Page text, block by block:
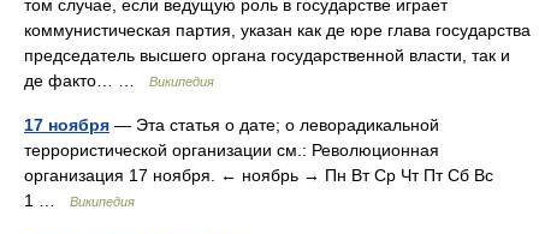
том случае, если ведущую роль в государстве играет
коммунистическая партия, указан как де юре глава государства
председатель высшего органа государственной власти, так и
де факто… …
Википедия
17 ноября — Эта статья о дате; о леворадикальной
террористической организации см.: Революционная
организация 17 ноября. ← ноябрь → Пн Вт Ср Чт Пт Сб Вс
1 …
Википедия